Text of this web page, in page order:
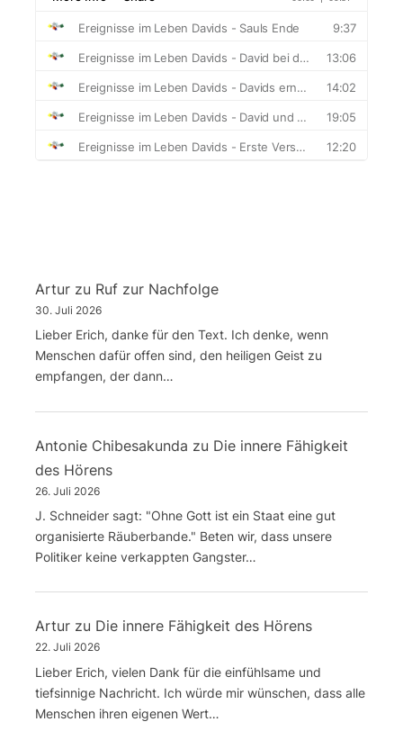
Artur zu Ruf zur Nachfolge
30. Juli 2026
Lieber Erich, danke für den Text. Ich denke, wenn
Menschen dafür offen sind, den heiligen Geist zu
empfangen, der dann…
Antonie Chibesakunda zu Die innere Fähigkeit
des Hörens
26. Juli 2026
J. Schneider sagt: "Ohne Gott ist ein Staat eine gut
organisierte Räuberbande." Beten wir, dass unsere
Politiker keine verkappten Gangster…
Artur zu Die innere Fähigkeit des Hörens
22. Juli 2026
Lieber Erich, vielen Dank für die einfühlsame und
tiefsinnige Nachricht. Ich würde mir wünschen, dass alle
Menschen ihren eigenen Wert…